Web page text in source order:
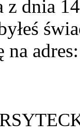
z dnia
na